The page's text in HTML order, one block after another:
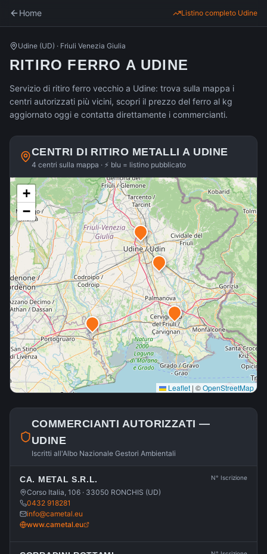
Home Listino completo Udine
Udine (UD) · Friuli Venezia Giulia
RITIRO FERRO A UDINE
Servizio di ritiro ferro vecchio a Udine: trova sulla mappa i
centri autorizzati più vicini, scopri il prezzo del ferro al kg
aggiornato oggi e contatta direttamente i commercianti.
CENTRI DI RITIRO METALLI A UDINE
4 centri sulla mappa · ⚡ blu = listino pubblicato
+
−
Leaflet | ©OpenStreetMap
COMMERCIANTI AUTORIZZATI —
UDINE
Iscritti all'Albo Nazionale Gestori Ambientali
CA. METAL S.R.L.
Corso Italia, 106 · 33050 RONCHIS (UD)
0432 918281
info@cametal.eu
www.cametal.eu
N° Iscrizione